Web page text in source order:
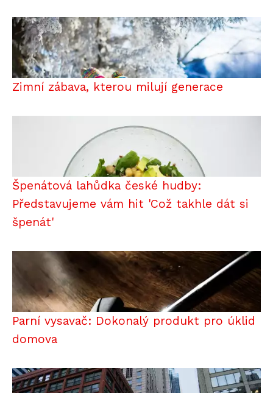
Zimní zábava, kterou milují generace
Špenátová lahůdka české hudby:
Představujeme vám hit 'Což takhle dát si
špenát'
Parní vysavač: Dokonalý produkt pro úklid
domova